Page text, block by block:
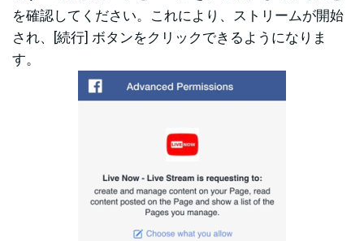
を確認してください。これにより、ストリームが開始
され、[続行] ボタンをクリックできるようになりま
す。